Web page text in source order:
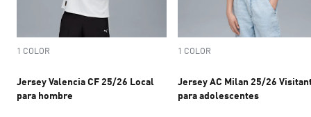
1 COLOR
Jersey Valencia CF 25/26 Local
para hombre
1 COLOR
Jersey AC Milan 25/26
para adolescentes